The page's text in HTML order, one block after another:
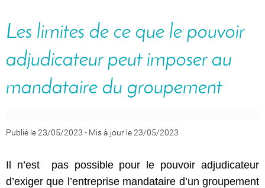
Les limites de ce que le pouvoir
adjudicateur peut imposer au
mandataire du groupement
Publié le 23/05/2023 - Mis à jour le 23/05/2023
Il n’est pas possible pour le pouvoir adjudicateur
d’exiger que l’entreprise mandataire d’un groupement